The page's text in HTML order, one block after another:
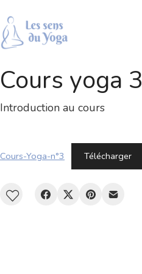
Cours yoga 3
Introduction au cours
Cours-Yoga-n°3 Télécharger